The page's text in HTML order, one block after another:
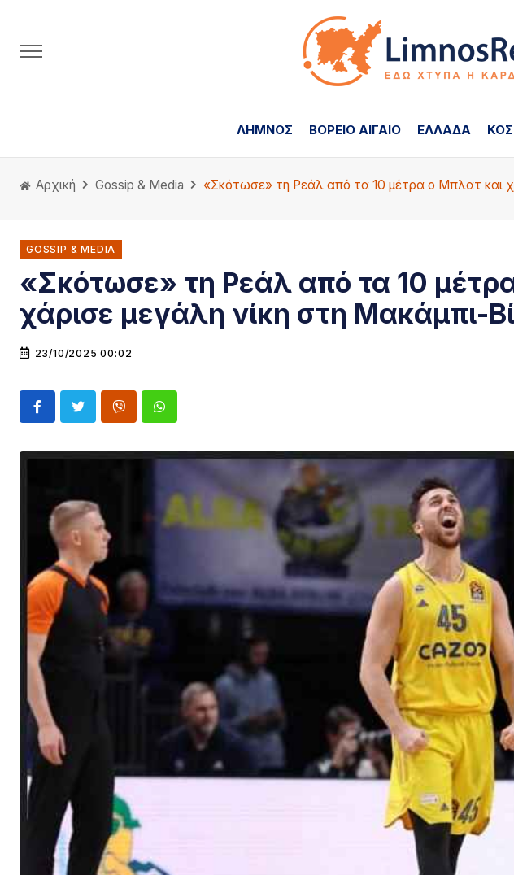
ΛΗΜΝΟΣ ΒΟΡΕΙΟ ΑΙΓΑΙΟ ΕΛΛΑΔΑ
Αρχική Gossip & Media «Σκότωσε» τη Ρεάλ από τα 10 μέτρα ο Μπλατ και
GOSSIP & MEDIA
«Σκότωσε» τη Ρεάλ από τα 10
χάρισε μεγάλη νίκη στη Μακάμπι-
23/10/2025 00:02